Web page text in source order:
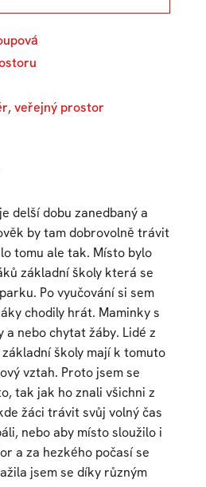
,veřejný prostor
delší dobu zanedbaný a
by tam dobrovolně trávit
tomu ale tak. Místo bylo
základní školy která se
Po vyučování si sem
chodily hrát. Maminky s
nebo chytat žáby. Lidé z
školy mají k tomuto
vztah. Proto jsem se
tak jak ho znali všichni z
žáci trávit svůj volný čas
nebo aby místo sloužilo i
a za hezkého počasí se
jsem se díky různým